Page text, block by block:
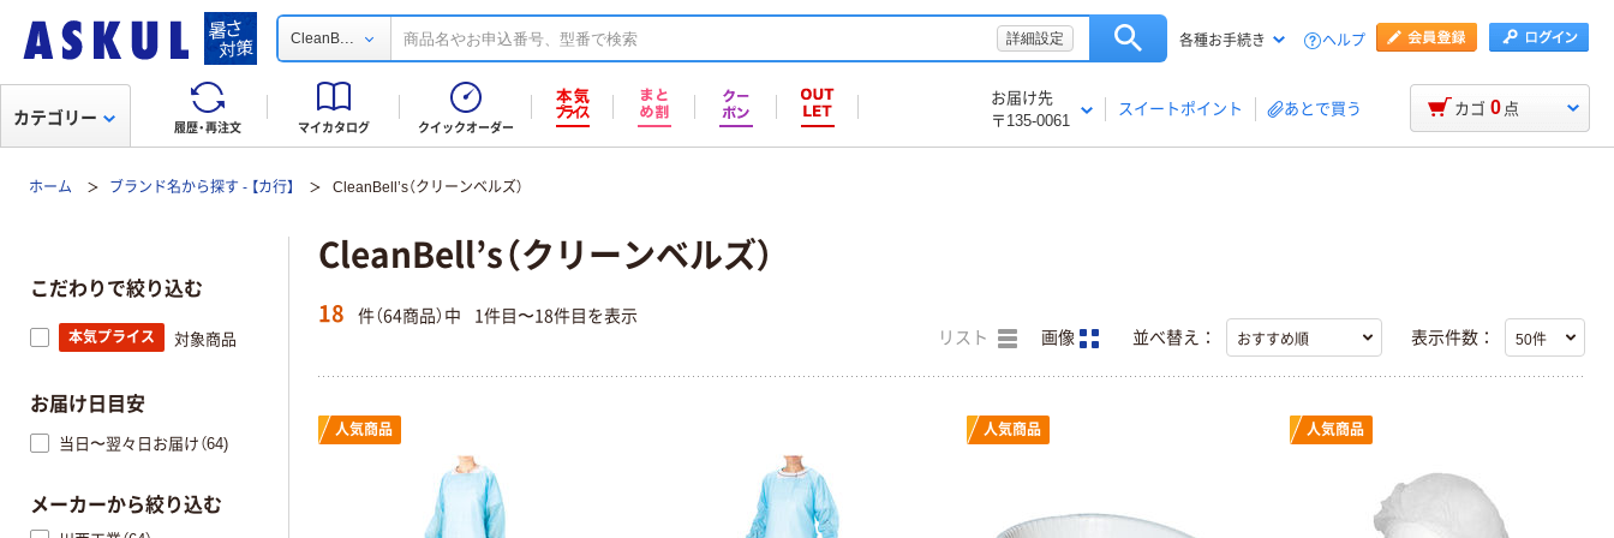
CleanB... 詳細設定 各種お手続き ヘルプ
履歴・再注文 マイカタログ クイックオーダー
お届け先
〒135-0061
スイートポイント あとで買う
カテゴリー カゴ 0 点
ホーム ブランド名から探す - 【カ行】 CleanBell’s（クリーンベルズ）
CleanBell’s（クリーンベルズ）
18 件（64商品）中 1件目〜18件目を表示
リスト 画像 並べ替え： 表示件数：
人気商品 人気商品 人気商品
こだわりで絞り込む
本気プライス 対象商品
お届け日目安
当日〜翌々日お届け（64)
メーカーから絞り込む